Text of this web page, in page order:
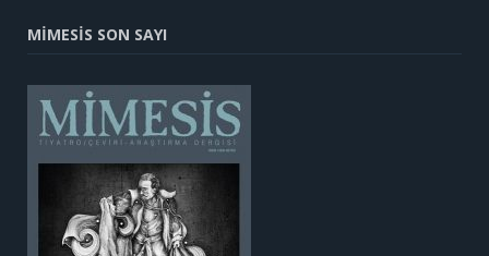
MİMESİS SON SAYI